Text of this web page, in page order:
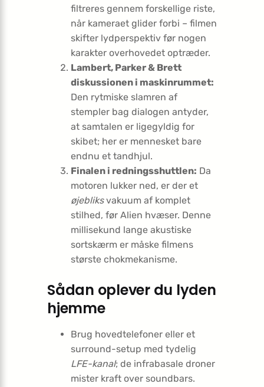
filtreres gennem forskellige riste,
når kameraet glider forbi – filmen
skifter lydperspektiv før nogen
karakter overhovedet optræder.
Lambert, Parker & Brett
diskussionen i maskinrummet:
Den rytmiske slamren af
stempler bag dialogen antyder,
at samtalen er ligegyldig for
skibet; her er mennesket bare
endnu et tandhjul.
Finalen i redningsshuttlen: Da
motoren lukker ned, er der et
øjebliksvakuum af komplet
stilhed, før Alien hvæser. Denne
millisekund lange akustiske
sortskærm er måske filmens
største chok­mekanisme.
Sådan oplever du lyden
hjemme
Brug hovedtelefoner eller et
surround-setup med tydelig
LFE-kanal; de infrabasale droner
mister kraft over soundbars.